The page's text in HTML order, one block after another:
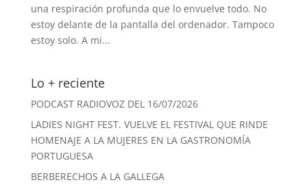
una respiración profunda que lo envuelve todo. No
estoy delante de la pantalla del ordenador. Tampoco
estoy solo. A mi...
Lo + reciente
PODCAST RADIOVOZ DEL 16/07/2026
LADIES NIGHT FEST. VUELVE EL FESTIVAL QUE RINDE
HOMENAJE A LA MUJERES EN LA GASTRONOMÍA
PORTUGUESA
BERBERECHOS A LA GALLEGA